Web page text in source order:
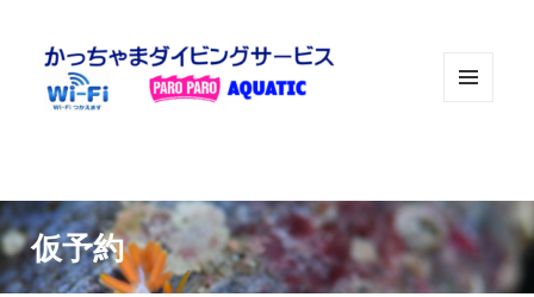
仮予約